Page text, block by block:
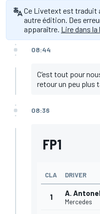
Ce Livetext est traduit
autre édition. Des
apparaître. Lire dans la
08:44
C’est tout pour
retour un peu plus
08:36
FP1
CLA DRIVER
1 A.
Mercedes